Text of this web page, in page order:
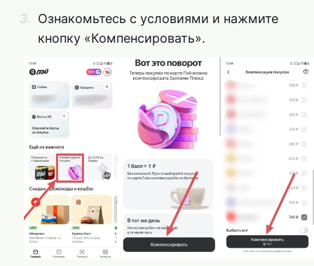
Ознакомьтесь с условиями и нажмите
кнопку «Компенсировать».